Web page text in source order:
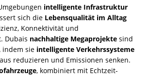
intelligente Infrastruktur
sich die Lebensqualität im Alltag
Konnektivität und
Dubais nachhaltige Megaprojekte sind
indem sie intelligente Verkehrssysteme
reduzieren und Emissionen senken.
, kombiniert mit Echtzeit-